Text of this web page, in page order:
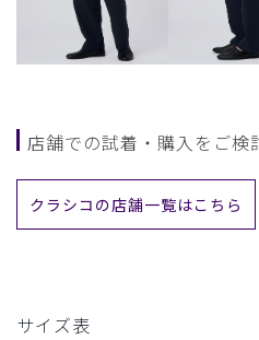
店舗での試着・購入をご検
クラシコの店舗一覧はこちら
サイズ表